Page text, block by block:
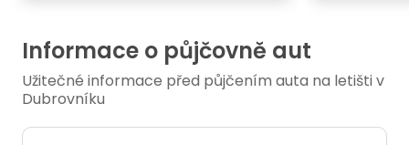
Informace o půjčovně aut
Užitečné informace před půjčením auta na letišti v
Dubrovníku